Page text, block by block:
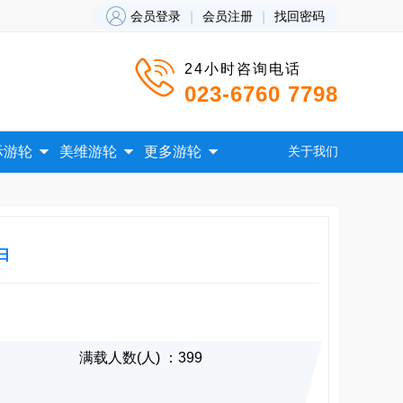
 会员登录 会员注册 找回密码
 24小时咨询电话
023-6760 7798
游轮  美维游轮  更多游轮  关于我们
满载人数(人) ：399